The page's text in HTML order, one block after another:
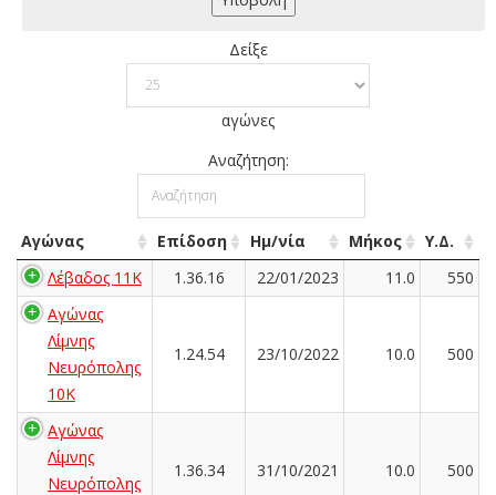
Δείξε
αγώνες
Αναζήτηση:
Αγώνας Επίδοση Ημ/νία Μήκος
Υ.Δ.
Λέβαδος 11K
1.36.16 22/01/2023 11.0
550
Αγώνας
Λίμνης
Νευρόπολης
10Κ
1.24.54 23/10/2022 10.0 500
Αγώνας
Λίμνης
Νευρόπολης
1.36.34 31/10/2021 10.0 500